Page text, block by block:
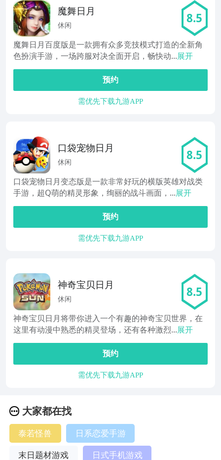
魔舞日月
休闲 8.5
魔舞日月百度版是一款拥有众多竞技模式打造的全新角
色扮演手游，一场跨服对决全面开启，畅快动...展开
预约
需优先下载九游APP
口袋宠物日月
休闲 8.5
口袋宠物日月变态版是一款非常好玩的横版英雄对战类
手游，超Q萌的精灵形象，绚丽的战斗画面，...展开
预约
需优先下载九游APP
神奇宝贝日月
休闲 8.5
神奇宝贝日月将带你进入一个有趣的神奇宝贝世界，在
这里有动漫中熟悉的精灵登场，还有各种激烈...展开
预约
需优先下载九游APP
大家都在找
泰若怪兽
日系恋爱手游
末日题材游戏
日式手机游戏